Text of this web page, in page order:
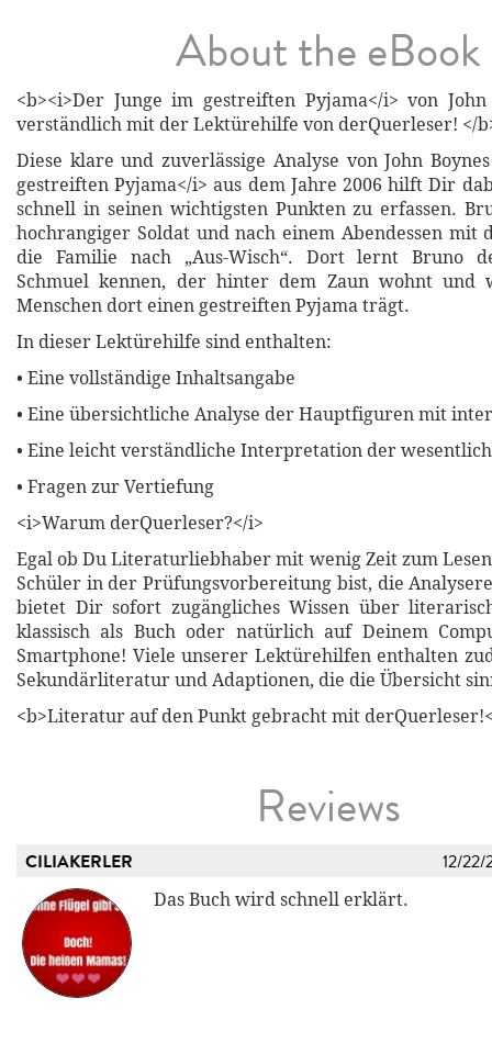
About the eBook
<b><i>Der Junge im gestreiften Pyjama</i> von
verständlich mit der Lektürehilfe von derQuerleser! </
Diese klare und zuverlässige Analyse von John
gestreiften Pyjama</i> aus dem Jahre 2006 hilft Dir
schnell in seinen wichtigsten Punkten zu erfassen.
hochrangiger Soldat und nach einem Abendessen mit
die Familie nach „Aus-Wisch“. Dort lernt Bruno
Schmuel kennen, der hinter dem Zaun wohnt und
Menschen dort einen gestreiften Pyjama trägt.
In dieser Lektürehilfe sind enthalten:
• Eine vollständige Inhaltsangabe
• Eine übersichtliche Analyse der Hauptfiguren mit
• Eine leicht verständliche Interpretation der
• Fragen zur Vertiefung
<i>Warum derQuerleser?</i>
Egal ob Du Literaturliebhaber mit wenig Zeit zum
Schüler in der Prüfungsvorbereitung bist, die
bietet Dir sofort zugängliches Wissen über
klassisch als Buch oder natürlich auf Deinem
Smartphone! Viele unserer Lektürehilfen enthalten
Sekundärliteratur und Adaptionen, die die Übersicht
<b>Literatur auf den Punkt gebracht mit
Reviews
CILIAKERLER 12/22/
Das Buch wird schnell erklärt.